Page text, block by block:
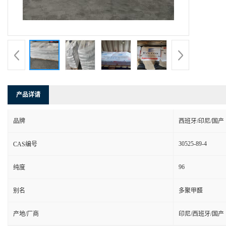
产品详请
品牌 西班牙/印尼/国产
CAS编号 30525-89-4
纯度 96
别名 多聚甲醛
产地/厂商 印尼/西班牙/国产